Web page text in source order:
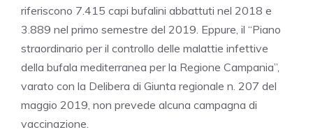
riferiscono 7.415 capi bufalini abbattuti nel 2018 e
3.889 nel primo semestre del 2019. Eppure, il “Piano
straordinario per il controllo delle malattie infettive
della bufala mediterranea per la Regione Campania”,
varato con la Delibera di Giunta regionale n. 207 del
maggio 2019, non prevede alcuna campagna di
vaccinazione.